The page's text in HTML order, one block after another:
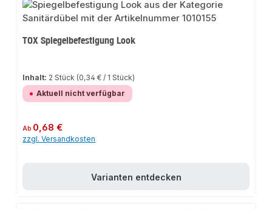
TOX Spiegelbefestigung Look
Inhalt: 2 Stück (0,34 € / 1 Stück)
Aktuell nicht verfügbar
Regulärer Preis:
Ab 0,68 €
zzgl. Versandkosten
Varianten entdecken